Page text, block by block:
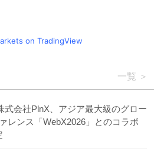
on TradingView
一覧
式会社PlnX、アジア最大級のグロー
レンス「WebX2026」とのコラボ